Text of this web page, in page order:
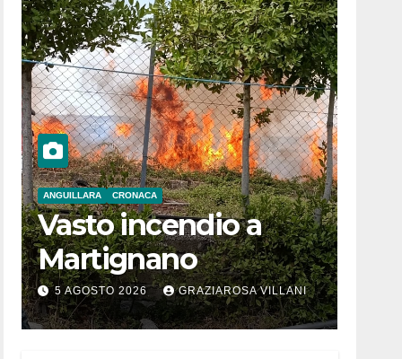
ANGUILLARA CRONACA
Vasto incendio a
Martignano
5 AGOSTO 2026 GRAZIAROSA VILLANI